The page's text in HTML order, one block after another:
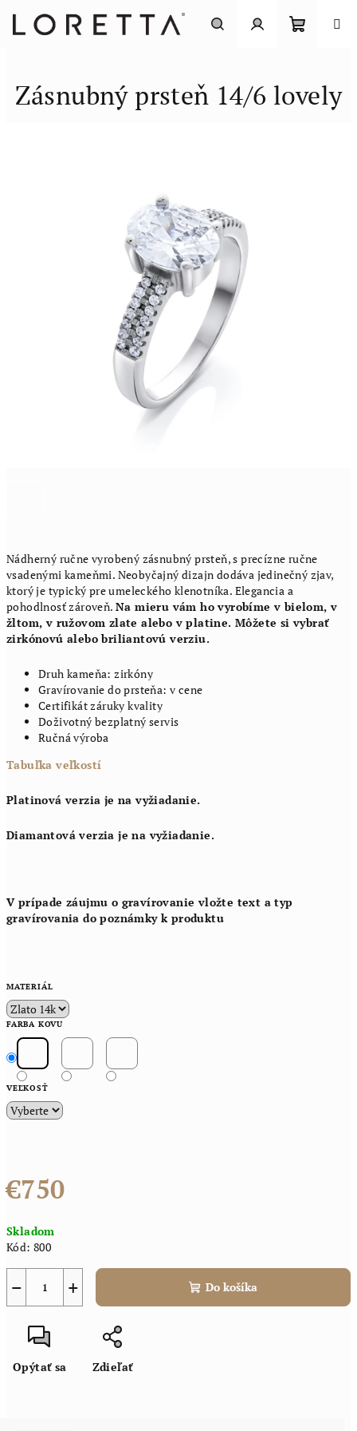
obsah
košík
Nádherný ručne vyrobený zásnubný prsteň, s precízne ručne
vsadenými kameňmi. Neobyčajný dizajn dodáva jedinečný zjav,
ktorý je typický pre umeleckého klenotníka. Elegancia a
pohodlnosť zároveň. Na mieru vám ho vyrobíme v bielom, v
žltom, v ružovom zlate alebo v platine. Môžete si vybrať
zirkónovú alebo briliantovú verziu.
Druh kameňa: zirkóny
Gravírovanie do prsteňa: v cene
Certifikát záruky kvality
Doživotný bezplatný servis
Ručná výroba
Tabuľka veľkostí
Platinová verzia je na vyžiadanie.
Diamantová verzia je na vyžiadanie.
V prípade záujmu o gravírovanie vložte text a typ
gravírovania do poznámky k produktu
MATERIÁL
FARBA KOVU
VEĽKOSŤ
€750
cena:
Skladom
Kód: 800
+
− Do košíka
Opýtať sa Zdieľať
Zásnubný prsteň 14/6 lovely